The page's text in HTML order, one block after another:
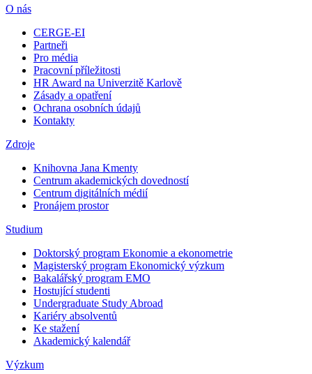
O nás
CERGE-EI
Partneři
Pro média
Pracovní příležitosti
HR Award na Univerzitě Karlově
Zásady a opatření
Ochrana osobních údajů
Kontakty
Zdroje
Knihovna Jana Kmenty
Centrum akademických dovedností
Centrum digitálních médií
Pronájem prostor
Studium
Doktorský program Ekonomie a ekonometrie
Magisterský program Ekonomický výzkum
Bakalářský program EMO
Hostující studenti
Undergraduate Study Abroad
Kariéry absolventů
Ke stažení
Akademický kalendář
Výzkum